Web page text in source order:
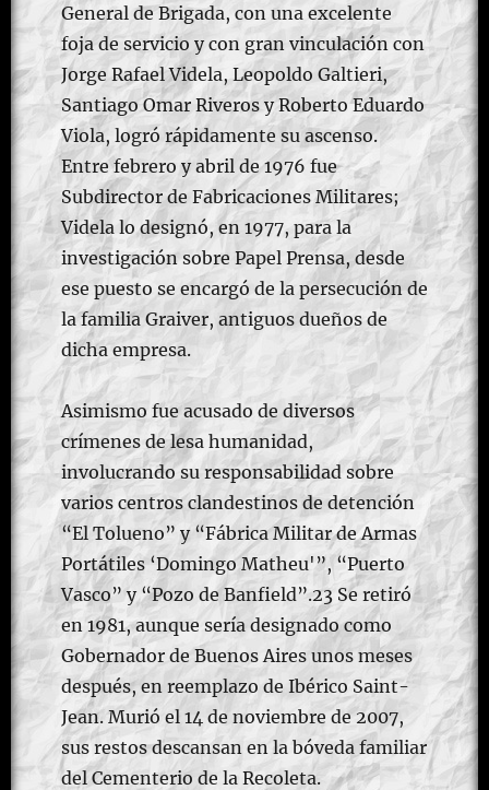
General de Brigada, con una excelente
foja de servicio y con gran vinculación con
Jorge Rafael Videla, Leopoldo Galtieri,
Santiago Omar Riveros y Roberto Eduardo
Viola, logró rápidamente su ascenso.
Entre febrero y abril de 1976 fue
Subdirector de Fabricaciones Militares;
Videla lo designó, en 1977, para la
investigación sobre Papel Prensa, desde
ese puesto se encargó de la persecución de
la familia Graiver, antiguos dueños de
dicha empresa.
Asimismo fue acusado de diversos
crímenes de lesa humanidad,
involucrando su responsabilidad sobre
varios centros clandestinos de detención
“El Tolueno” y “Fábrica Militar de Armas
Portátiles ‘Domingo Matheu'”, “Puerto
Vasco” y “Pozo de Banfield”.2​3​ Se retiró
en 1981, aunque sería designado como
Gobernador de Buenos Aires unos meses
después, en reemplazo de Ibérico Saint-
Jean. Murió el 14 de noviembre de 2007,
sus restos descansan en la bóveda familiar
del Cementerio de la Recoleta.